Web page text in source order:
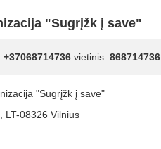
"Sugrįžk į save"
+37068714736 vietinis: 868714736
"Sugrįžk į save"
LT-08326 Vilnius